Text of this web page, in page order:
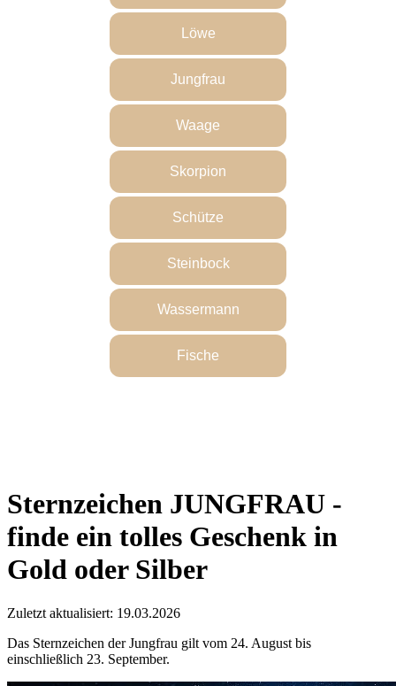
Sternzeichen JUNGFRAU -
finde ein tolles Geschenk in
Gold oder Silber
Zuletzt aktualisiert: 19.03.2026
Das Sternzeichen der Jungfrau gilt vom 24. August bis
einschließlich 23. September.